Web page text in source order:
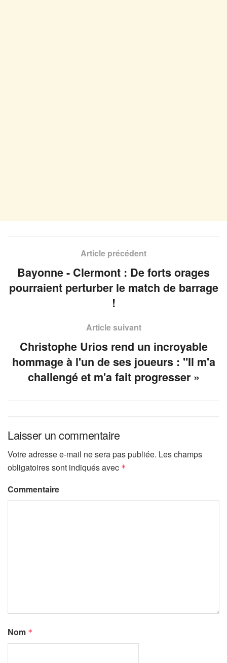
Article précédent
Bayonne - Clermont : De forts orages
pourraient perturber le match de barrage
!
Article suivant
Christophe Urios rend un incroyable
hommage à l'un de ses joueurs : "Il m'a
challengé et m'a fait progresser »
Laisser un commentaire
Votre adresse e-mail ne sera pas publiée. Les champs
obligatoires sont indiqués avec *
Commentaire
Nom *